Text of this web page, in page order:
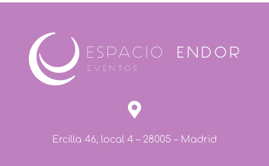
Ercilla 46, local 4 – 28005 – Madrid